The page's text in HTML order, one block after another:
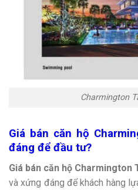
Charmington
Giá bán căn hộ
đáng để đầu tư?
Giá bán căn hộ Charmington
và xứng đáng để khách hàng